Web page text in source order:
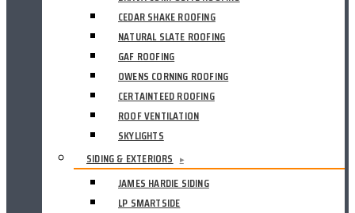
CEDAR SHAKE ROOFING
NATURAL SLATE ROOFING
GAF ROOFING
OWENS CORNING ROOFING
CERTAINTEED ROOFING
ROOF VENTILATION
SKYLIGHTS
SIDING & EXTERIORS
▸
JAMES HARDIE SIDING
LP SMARTSIDE